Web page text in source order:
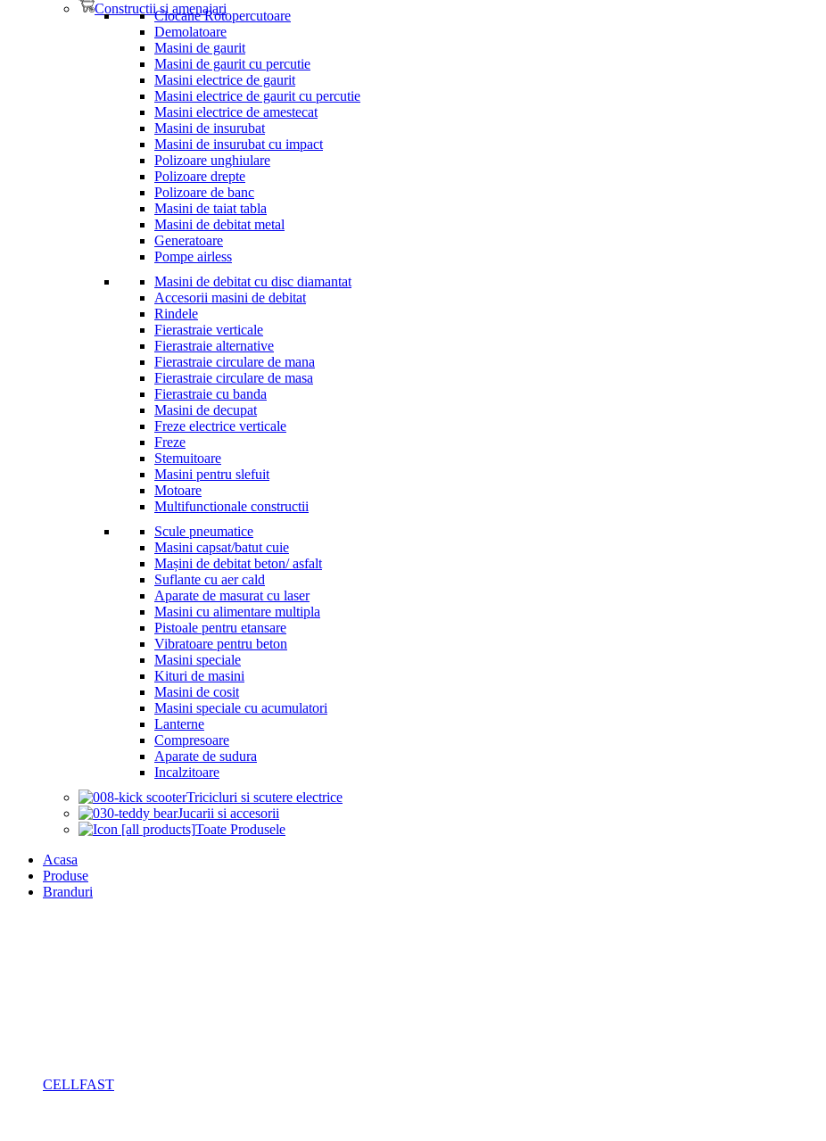
Constructii si amenajari
Ciocane Rotopercutoare
Demolatoare
Masini de gaurit
Masini de gaurit cu percutie
Masini electrice de gaurit
Masini electrice de gaurit cu percutie
Masini electrice de amestecat
Masini de insurubat
Masini de insurubat cu impact
Polizoare unghiulare
Polizoare drepte
Polizoare de banc
Masini de taiat tabla
Masini de debitat metal
Generatoare
Pompe airless
Masini de debitat cu disc diamantat
Accesorii masini de debitat
Rindele
Fierastraie verticale
Fierastraie alternative
Fierastraie circulare de mana
Fierastraie circulare de masa
Fierastraie cu banda
Masini de decupat
Freze electrice verticale
Freze
Stemuitoare
Masini pentru slefuit
Motoare
Multifunctionale constructii
Scule pneumatice
Masini capsat/batut cuie
Mașini de debitat beton/ asfalt
Suflante cu aer cald
Aparate de masurat cu laser
Masini cu alimentare multipla
Pistoale pentru etansare
Vibratoare pentru beton
Masini speciale
Kituri de masini
Masini de cosit
Masini speciale cu acumulatori
Lanterne
Compresoare
Aparate de sudura
Incalzitoare
Tricicluri si scutere electrice
Jucarii si accesorii
Toate Produsele
Acasa
Produse
Branduri
CELLFAST